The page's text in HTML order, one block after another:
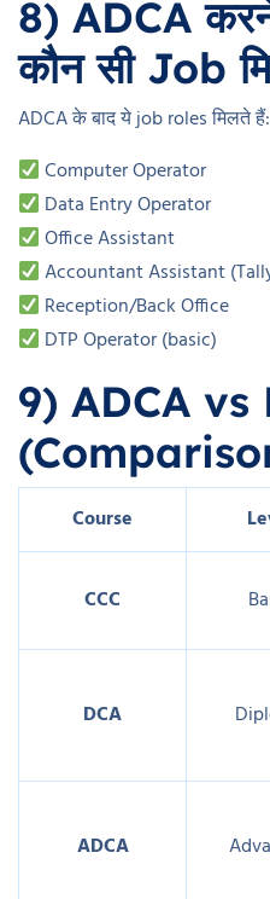
8) ADCA
कौन सी Job
ADCA के बाद ये job roles मिलते हैं:
Computer Operator
Data Entry Operator
Office Assistant
Accountant Assistant
Reception/Back Office
DTP Operator (basic)
9) ADCA vs
Course
CCC
DCA
ADCA